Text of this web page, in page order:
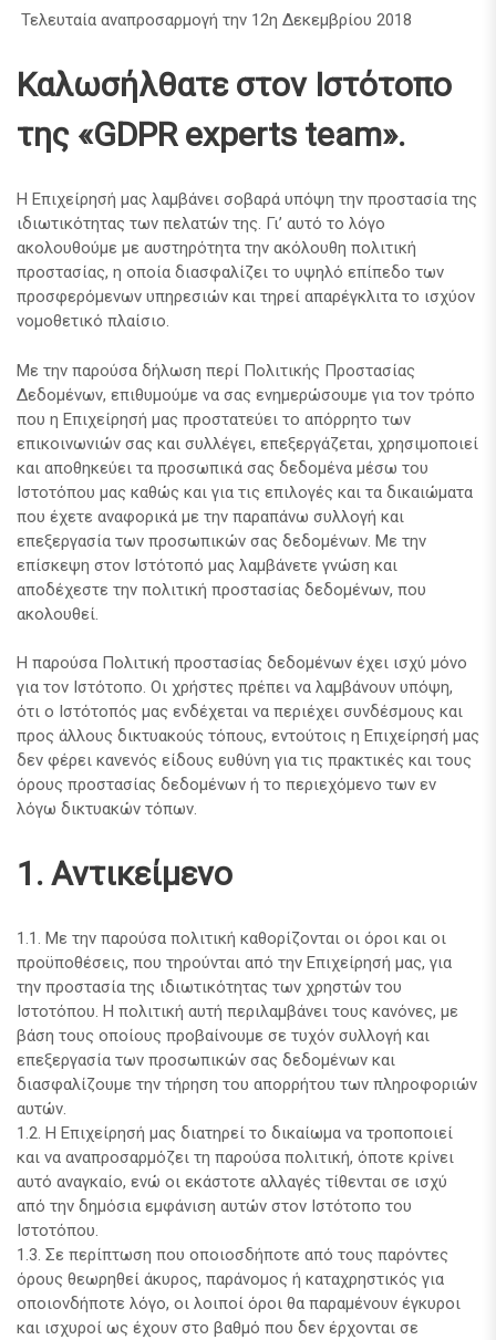
Τελευταία αναπροσαρμογή την 12η Δεκεμβρίου 2018
Καλωσήλθατε στον Ιστότοπο
της «GDPR experts team».
Η Επιχείρησή μας λαμβάνει σοβαρά υπόψη την προστασία της
ιδιωτικότητας των πελατών της. Γι’ αυτό το λόγο
ακολουθούμε με αυστηρότητα την ακόλουθη πολιτική
προστασίας, η οποία διασφαλίζει το υψηλό επίπεδο των
προσφερόμενων υπηρεσιών και τηρεί απαρέγκλιτα το ισχύον
νομοθετικό πλαίσιο.
Με την παρούσα δήλωση περί Πολιτικής Προστασίας
Δεδομένων, επιθυμούμε να σας ενημερώσουμε για τον τρόπο
που η Επιχείρησή μας προστατεύει το απόρρητο των
επικοινωνιών σας και συλλέγει, επεξεργάζεται, χρησιμοποιεί
και αποθηκεύει τα προσωπικά σας δεδομένα μέσω του
Ιστοτόπου μας καθώς και για τις επιλογές και τα δικαιώματα
που έχετε αναφορικά με την παραπάνω συλλογή και
επεξεργασία των προσωπικών σας δεδομένων. Με την
επίσκεψη στον Ιστότοπό μας λαμβάνετε γνώση και
αποδέχεστε την πολιτική προστασίας δεδομένων, που
ακολουθεί.
Η παρούσα Πολιτική προστασίας δεδομένων έχει ισχύ μόνο
για τον Ιστότοπο. Οι χρήστες πρέπει να λαμβάνουν υπόψη,
ότι ο Ιστότοπός μας ενδέχεται να περιέχει συνδέσμους και
προς άλλους δικτυακούς τόπους, εντούτοις η Επιχείρησή μας
δεν φέρει κανενός είδους ευθύνη για τις πρακτικές και τους
όρους προστασίας δεδομένων ή το περιεχόμενο των εν
λόγω δικτυακών τόπων.
1. Αντικείμενο
1.1. Με την παρούσα πολιτική καθορίζονται οι όροι και οι
προϋποθέσεις, που τηρούνται από την Επιχείρησή μας, για
την προστασία της ιδιωτικότητας των χρηστών του
Ιστοτόπου. Η πολιτική αυτή περιλαμβάνει τους κανόνες, με
βάση τους οποίους προβαίνουμε σε τυχόν συλλογή και
επεξεργασία των προσωπικών σας δεδομένων και
διασφαλίζουμε την τήρηση του απορρήτου των πληροφοριών
αυτών.
1.2. Η Επιχείρησή μας διατηρεί το δικαίωμα να τροποποιεί
και να αναπροσαρμόζει τη παρούσα πολιτική, όποτε κρίνει
αυτό αναγκαίο, ενώ οι εκάστοτε αλλαγές τίθενται σε ισχύ
από την δημόσια εμφάνιση αυτών στον Ιστότοπο του
Ιστοτόπου.
1.3. Σε περίπτωση που οποιοσδήποτε από τους παρόντες
όρους θεωρηθεί άκυρος, παράνομος ή καταχρηστικός για
οποιονδήποτε λόγο, οι λοιποί όροι θα παραμένουν έγκυροι
και ισχυροί ως έχουν στο βαθμό που δεν έρχονται σε